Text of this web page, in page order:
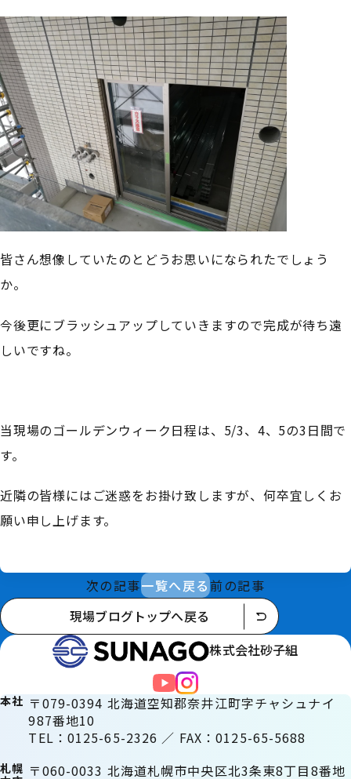
皆さん想像していたのとどうお思いになられたでしょう
か。
今後更にブラッシュアップしていきますので完成が待ち遠
しいですね。
当現場のゴールデンウィーク日程は、5/3、4、5の3日間で
す。
近隣の皆様にはご迷惑をお掛け致しますが、何卒宜しくお
願い申し上げます。
次の記事一覧へ戻る前の記事
現場ブログトップへ戻る
株式会社砂子組
本社 〒079-0394 北海道空知郡奈井江町字チャシュナイ
987番地10
TEL：0125-65-2326 ／ FAX：0125-65-5688
札幌 〒060-0033 北海道札幌市中央区北3条東8丁目8番地